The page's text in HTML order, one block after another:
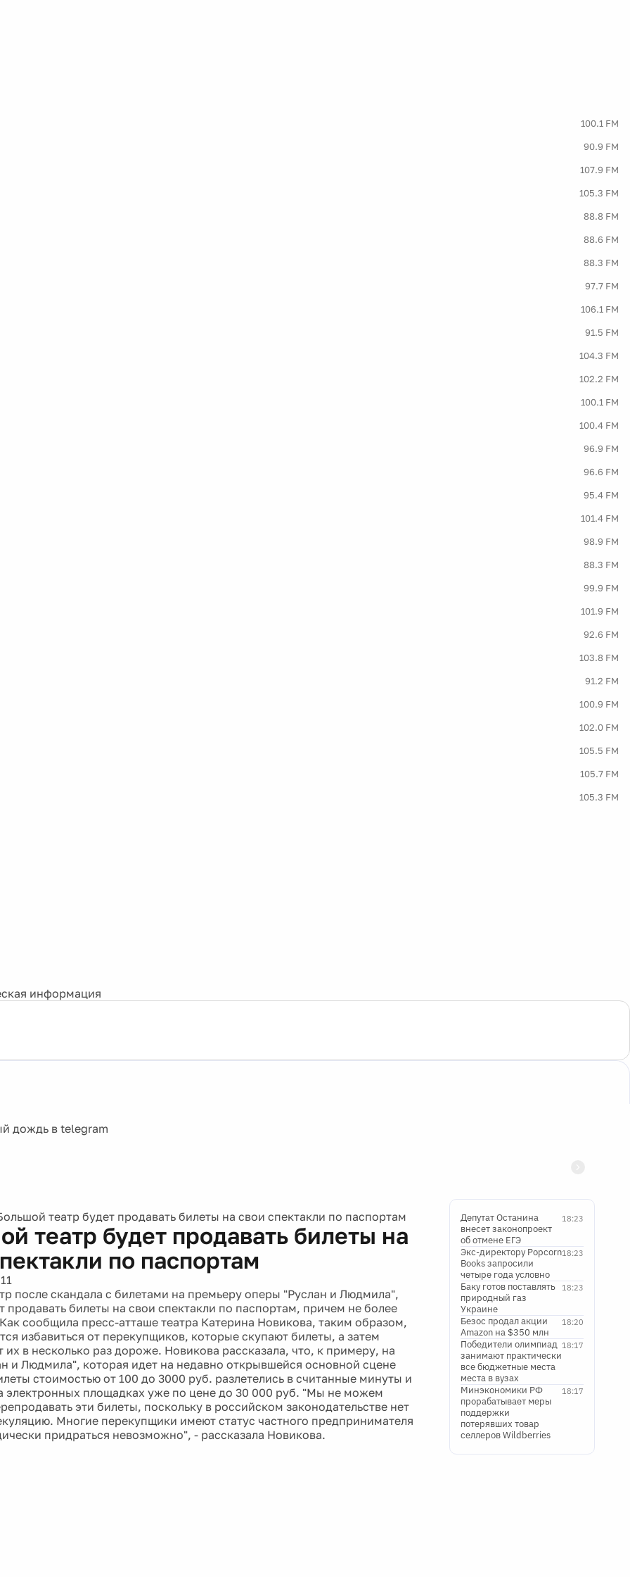
100.1 FM
90.9 FM
107.9 FM
105.3 FM
88.8 FM
88.6 FM
88.3 FM
97.7 FM
106.1 FM
91.5 FM
104.3 FM
102.2 FM
100.1 FM
100.4 FM
96.9 FM
96.6 FM
95.4 FM
101.4 FM
98.9 FM
88.3 FM
99.9 FM
101.9 FM
92.6 FM
103.8 FM
91.2 FM
100.9 FM
102.0 FM
105.5 FM
105.7 FM
105.3 FM
информация
театр будет продавать билеты на свои спектакли по паспортам
театр будет продавать билеты на
по паспортам
после скандала с билетами на премьеру оперы "Руслан и Людмила",
продавать билеты на свои спектакли по паспортам, причем не более
сообщила пресс-атташе театра Катерина Новикова, таким образом,
избавиться от перекупщиков, которые скупают билеты, а затем
их в несколько раз дороже. Новикова рассказала, что, к примеру, на
и Людмила", которая идет на недавно открывшейся основной сцене
стоимостью от 100 до 3000 руб. разлетелись в считанные минуты и
электронных площадках уже по цене до 30 000 руб. "Мы не можем
эти билеты, поскольку в российском законодательстве нет
Многие перекупщики имеют статус частного предпринимателя
придраться невозможно", - рассказала Новикова.
18:23
Депутат Останина
внесет законопроект
об отмене ЕГЭ
18:23
Экс-директору Popcorn
Books запросили
четыре года условно
18:23
Баку готов поставлять
природный газ
Украине
18:20
Безос продал акции
Amazon на $350 млн
18:17
Победители олимпиад
занимают практически
все бюджетные места
места в вузах
18:17
Минэкономики РФ
прорабатывает меры
поддержки
потерявших товар
селлеров Wildberries